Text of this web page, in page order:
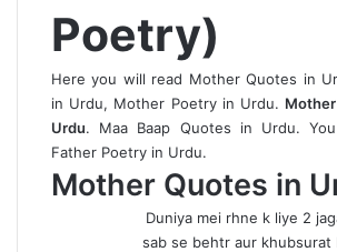
Poetry)
Here you will read Mother Quotes in
in Urdu, Mother Poetry in Urdu.
Urdu. Maa Baap Quotes in Urdu.
Father Poetry in Urdu.
Mother Quotes in
Duniya mei rhne k liye 2
sab se behtr aur khubsurat